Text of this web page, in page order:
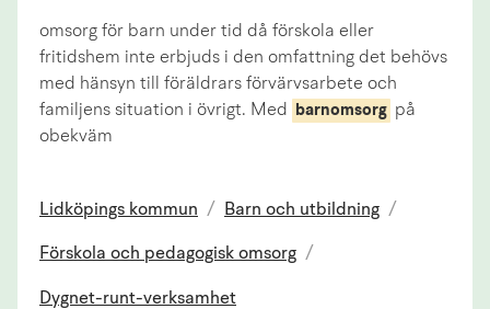
omsorg för barn under tid då förskola eller
fritidshem inte erbjuds i den omfattning det behövs
med hänsyn till föräldrars förvärvsarbete och
familjens situation i övrigt. Med barnomsorg på
obekväm
Lidköpings kommun / Barn och utbildning /
Förskola och pedagogisk omsorg /
Dygnet-runt-verksamhet